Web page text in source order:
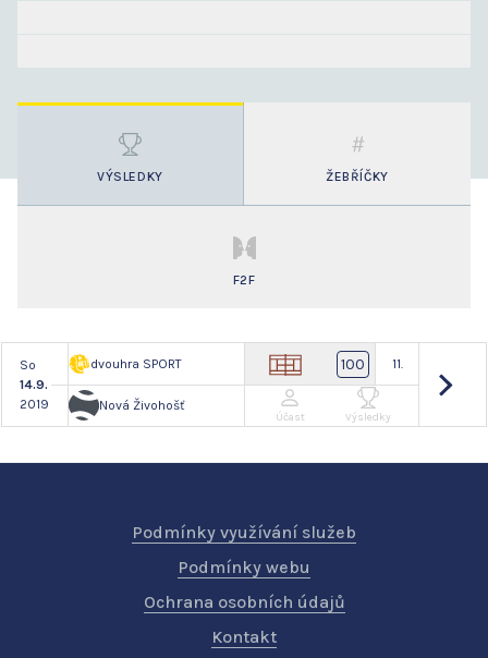
VÝSLEDKY ŽEBŘÍČKY
F2F
So
14.9.
2019
dvouhra SPORT
Nová Živohošť
100 11.
Účast Výsledky
Podmínky využívání služeb
Podmínky webu
Ochrana osobních údajů
Kontakt